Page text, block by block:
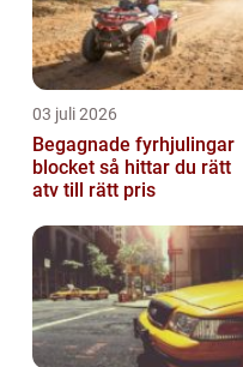
03 juli 2026
Begagnade fyrhjulingar
blocket så hittar du rätt
atv till rätt pris